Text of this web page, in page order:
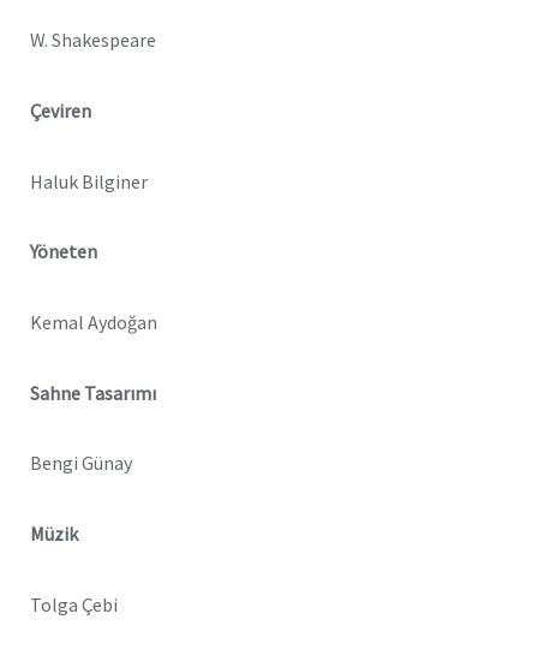
W. Shakespeare
Çeviren
Haluk Bilginer
Yöneten
Kemal Aydoğan
Sahne Tasarımı
Bengi Günay
Müzik
Tolga Çebi